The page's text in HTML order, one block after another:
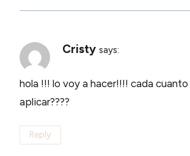
Cristy says:
hola !!! lo voy a hacer!!!! cada
aplicar????
Reply